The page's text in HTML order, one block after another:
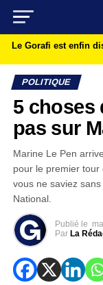
Le Gorafi est enfin
POLITIQUE
5 choses
pas sur
Marine Le Pen
pour le premier tour
vous ne saviez
National.
Publié le
Par La